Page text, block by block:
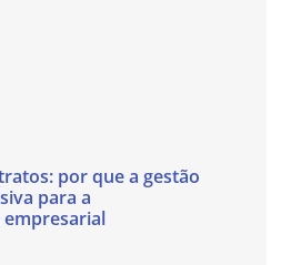
por que a gestão
para a